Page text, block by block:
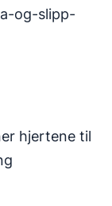
og-slipp-
hjertene til